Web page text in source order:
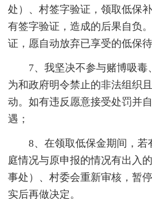
处）、村签字验证，领取低保
有签字验证，造成的后果自负
证，愿自动放弃已享受的低保待
7、我坚决不参与赌博吸
为和政府明令禁止的非法组织
动。如有违反愿意接受处罚并
遇；
8、在领取低保金期间，
庭情况与原申报的情况有出入
事处）、村委会重新审核，暂
实后再做决定。